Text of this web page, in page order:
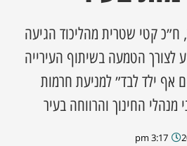
ח״כ קטי שטרית מהליכוד הגיעה
לצורך הטמעה בשיתוף העירייה
אף ילד לבד״ למניעת חרמות
החינוך והרווחה בעיר
3:17 pm